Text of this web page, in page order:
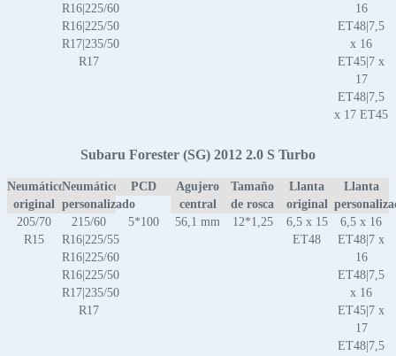
R16|225/60
R16|225/50
R17|235/50
R17
16
ET48|7,5
x 16
ET45|7 x
17
ET48|7,5
x 17 ET45
Subaru Forester (SG) 2012 2.0 S Turbo
Neumático
original
Neumático
personalizado
PCD
Agujero
central
Tamaño
de rosca
Llanta
original
Llanta
205/70
R15
215/60
R16|225/55
R16|225/60
R16|225/50
R17|235/50
R17
5*100 56,1 mm 12*1,25
6,5 x 15
ET48
6,5 x 16
ET48|7 x
16
ET48|7,5
x 16
ET45|7 x
17
ET48|7,5